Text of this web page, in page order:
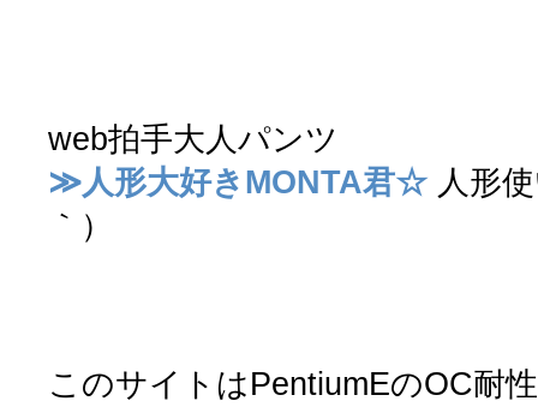
web拍手大人パンツ
≫人形大好きMONTA君☆ 人形
｀）
このサイトはPentiumEのOC耐